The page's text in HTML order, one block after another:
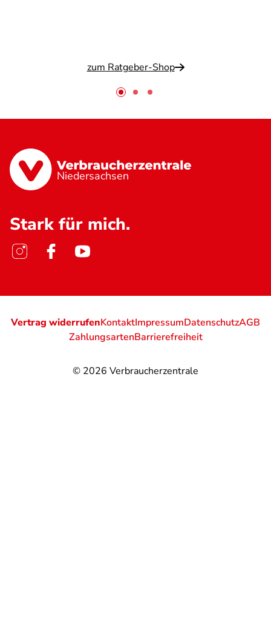
zum Ratgeber-Shop
Niedersachsen
Stark für mich.
© 2026 Verbraucherzentrale
Vertrag widerrufenKontaktImpressumDatenschutzAGB
ZahlungsartenBarrierefreiheit